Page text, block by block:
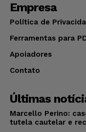
Empresa
Política de
Ferramentas para
Apoiadores
Contato
Últimas
Marcello Perino:
tutela cautelar e